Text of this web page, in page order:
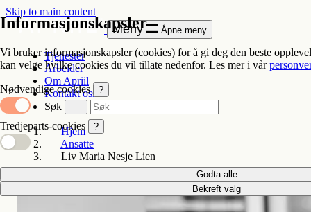
Skip to main content
Meny Åpne meny
Tjenester
Arbeider
Om Apriil
Kontakt oss
Søk
Hjem
Ansatte
Liv Maria Nesje Lien
Informasjonskapsler
Vi bruker informasjonskapsler (cookies) for å gi deg den beste
kan velge hvilke cookies du vil tillate nedenfor. Les mer i vår
Nødvendige cookies ?
Tredjeparts-cookies ?
Godta alle
Bekreft valg